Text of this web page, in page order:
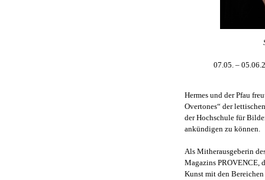
07.05. –
Hermes und der Pfau
Overtones“ der
der Hochschule für
ankündigen zu können.
Als Mitherausgeberin
Magazins PROVENCE,
Kunst mit den